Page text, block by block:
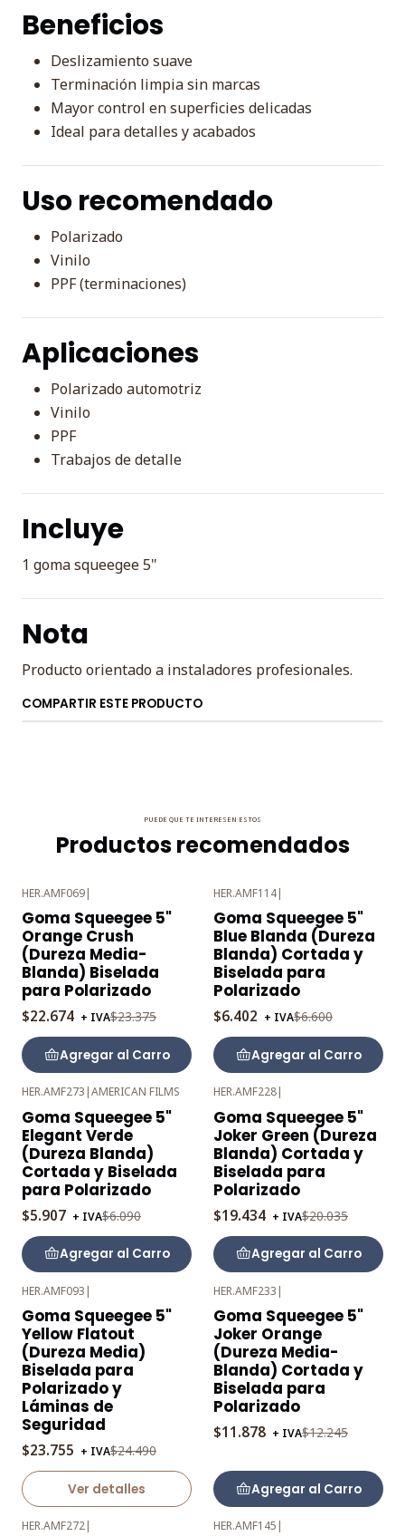
Beneficios
Deslizamiento suave
Terminación limpia sin marcas
Mayor control en superficies delicadas
Ideal para detalles y acabados
Uso recomendado
Polarizado
Vinilo
PPF (terminaciones)
Aplicaciones
Polarizado automotriz
Vinilo
PPF
Trabajos de detalle
Incluye
1 goma squeegee 5"
Nota
Producto orientado a instaladores profesionales.
COMPARTIR ESTE PRODUCTO
PUEDE QUE TE INTERESEN ESTOS
Productos recomendados
-3%
OFF
HER.AMF069|
Goma Squeegee 5"
Orange Crush
(Dureza Media-
Blanda) Biselada
para Polarizado
$22.674 + IVA$23.375
Agregar al Carro
-3%
OFF
HER.AMF114|
Goma Squeegee 5"
Blue Blanda (Dureza
Blanda) Cortada y
Biselada para
Polarizado
$6.402 + IVA$6.600
Agregar al Carro
OFF
HER.AMF273 |AMERICAN FILMS
Goma Squeegee 5"
Elegant Verde
(Dureza Blanda)
Cortada y Biselada
para Polarizado
$5.907 + IVA$6.090
Agregar al Carro
OFF
HER.AMF228|
Goma Squeegee 5"
Joker Green (Dureza
Blanda) Cortada y
Biselada para
Polarizado
$19.434 + IVA$20.035
Agregar al Carro
OFF
Agotado
HER.AMF093 |
Goma Squeegee 5"
Yellow Flatout
(Dureza Media)
Biselada para
Polarizado y
Láminas de
Seguridad
$23.755 + IVA$24.490
Ver detalles
OFF
HER.AMF233 |
Goma Squeegee 5"
Joker Orange
(Dureza Media-
Blanda) Cortada y
Biselada para
Polarizado
$11.878 + IVA$12.245
Agregar al Carro
HER.AMF272| HER.AMF145 |